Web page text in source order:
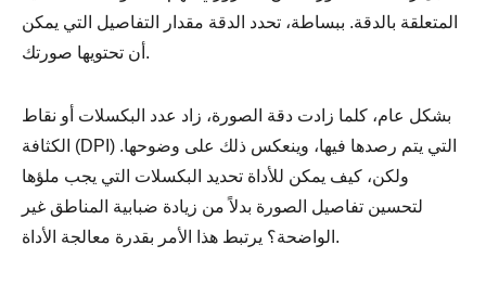
المتعلقة بالدقة. ببساطة، تحدد الدقة مقدار التفاصيل التي يمكن
أن تحتويها صورتك.
بشكل عام، كلما زادت دقة الصورة، زاد عدد البكسلات أو نقاط
الكثافة (DPI) التي يتم رصدها فيها، وينعكس ذلك على وضوحها.
ولكن، كيف يمكن للأداة تحديد البكسلات التي يجب ملؤها
لتحسين تفاصيل الصورة بدلاً من زيادة ضبابية المناطق غير
الواضحة؟ يرتبط هذا الأمر بقدرة معالجة الأداة.